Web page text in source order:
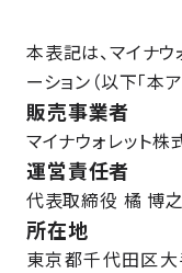
本表記は、マイナ
ーション（以下「本
販売事業者
マイナウォレット株
運営責任者
代表取締役 橘 博之
所在地
東京都千代田区